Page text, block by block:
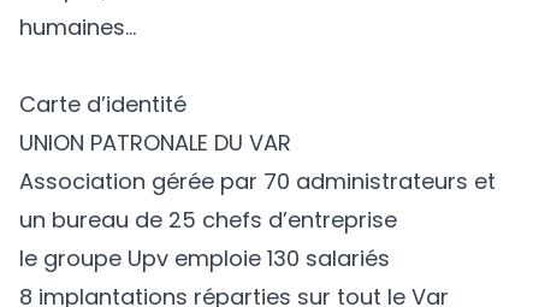
humaines…
Carte d’identité
UNION PATRONALE DU VAR
Association gérée par 70 administrateurs et
un bureau de 25 chefs d’entreprise
le groupe Upv emploie 130 salariés
8 implantations réparties sur tout le Var